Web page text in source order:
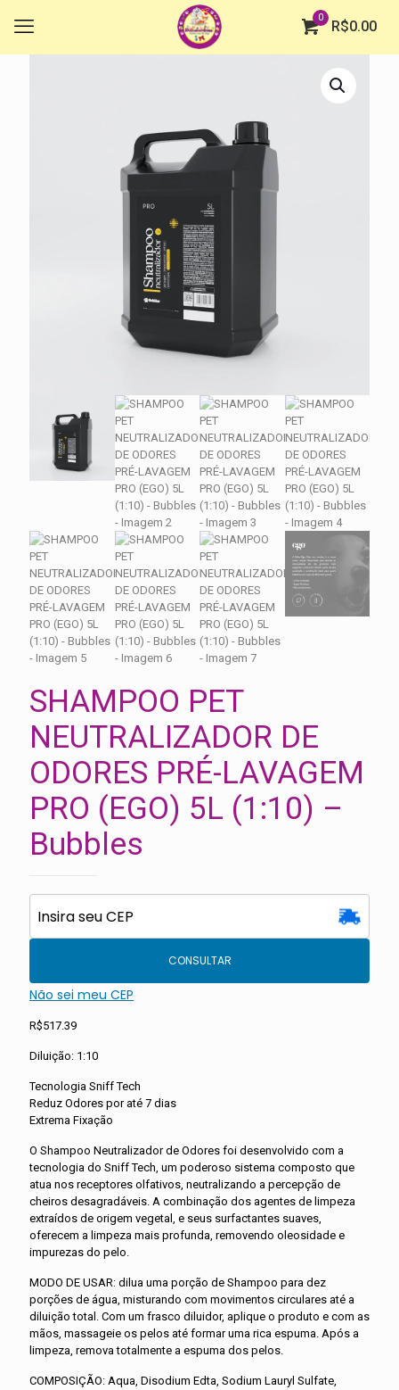
0
R$0.00
SHAMPOO PET
NEUTRALIZADOR DE
ODORES PRÉ-LAVAGEM
PRO (EGO) 5L (1:10) –
Bubbles
CONSULTAR
Não sei meu CEP
R$517.39
Diluição: 1:10
Tecnologia Sniff Tech
Reduz Odores por até 7 dias
Extrema Fixação
O Shampoo Neutralizador de Odores foi desenvolvido com a
tecnologia do Sniff Tech, um poderoso sistema composto que
atua nos receptores olfativos, neutralizando a percepção de
cheiros desagradáveis. A combinação dos agentes de limpeza
extraídos de origem vegetal, e seus surfactantes suaves,
oferecem a limpeza mais profunda, removendo oleosidade e
impurezas do pelo.
MODO DE USAR: dilua uma porção de Shampoo para dez
porções de água, misturando com movimentos circulares até a
diluição total. Com um frasco diluidor, aplique o produto e com as
mãos, massageie os pelos até formar uma rica espuma. Após a
limpeza, remova totalmente a espuma dos pelos.
COMPOSIÇÃO: Aqua, Disodium Edta, Sodium Lauryl Sulfate,